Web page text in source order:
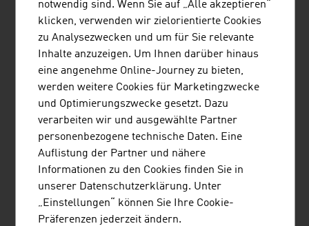
JOANNEUM RESEARCH
FORSCHUNGSGESELLSCHAFT MBH
Die JOANNEUM RESEARCH entwickelt Lösungen und
Technologien für Wirtschaft und Industrie in einem
breiten Branchenspektrum und betreibt
Spitzenforschung auf internationalem Niveau.
KONTRON TRANSPORTATION GMBH
Kontron Transportation GmbH ist ein international
notwendig sind. Wenn Sie auf „Alle akzeptieren“
klicken, verwenden wir zielorientierte Cookies
zu Analysezwecken und um für Sie relevante
Inhalte anzuzeigen. Um Ihnen darüber hinaus
eine angenehme Online-Journey zu bieten,
werden weitere Cookies für Marketingzwecke
und Optimierungszwecke gesetzt. Dazu
verarbeiten wir und ausgewählte Partner
personenbezogene technische Daten. Eine
Auflistung der Partner und nähere
Informationen zu den Cookies finden Sie in
unserer Datenschutzerklärung. Unter
„Einstellungen“ können Sie Ihre Cookie-
Präferenzen jederzeit ändern.